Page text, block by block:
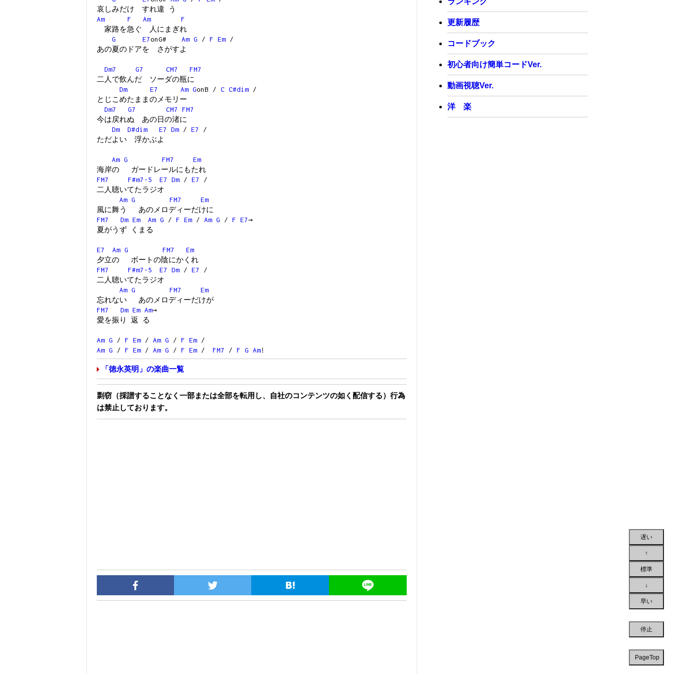
哀しみだけ すれ違 う
Am
F Am
F
家路を急ぐ 人にまぎれ
G
E7onG# Am G / F Em /
あの夏のドアを さがすよ
Dm7 G7 CM7
FM7
二人で飲んだ ソーダの瓶に
Dm
E7 Am GonB / C C#dim /
とじこめたままのメモリー
Dm7
G7 CM7
FM7
今は戻れぬ あの日の渚に
Dm
D#dim E7 Dm / E7
/
ただよい 浮かぶよ
Am G FM7
Em
海岸の ガードレールにもたれ
FM7
F#m7-5 E7 Dm / E7
/
二人聴いてたラジオ
Am G FM7
Em
風に舞う あのメロディーだけに
FM7
Dm Em Am G / F Em / Am G / F E7→
夏がうず くまる
E7 Am G FM7
Em
夕立の ボートの陰にかくれ
FM7
F#m7-5 E7 Dm / E7
/
二人聴いてたラジオ
Am G FM7
Em
忘れない あのメロディーだけが
FM7
Dm Em Am→
愛を振り 返 る
Am G / F Em / Am G / F Em /
Am G / F Em / Am G / F Em / FM7 / F G Am!
「徳永英明」の楽曲一覧
剽窃（採譜することなく一部または全部を転用し、自社のコンテンツの如く配信する）行為
は禁止しております。
更新履歴
コードブック
初心者向け簡単コードVer.
動画視聴Ver.
洋 楽